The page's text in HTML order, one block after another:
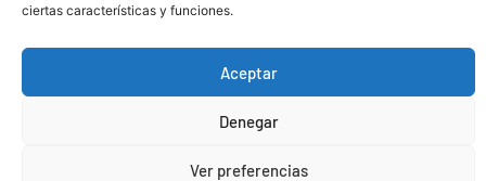
ciertas características y funciones.
Aceptar
Denegar
Ver preferencias
© Copyright 2026. Federación Asturiana de Empresarios
Política de cookies